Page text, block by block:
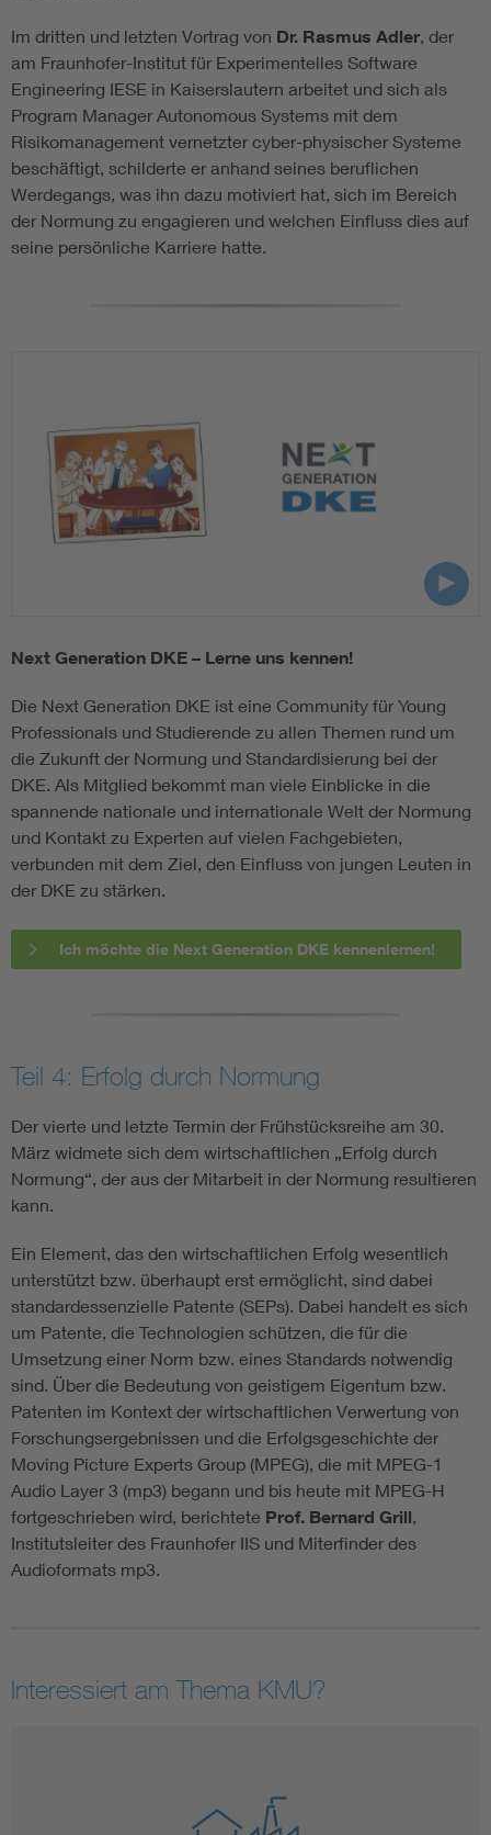
Im dritten und letzten Vortrag von Dr. Rasmus Adler, der
am Fraunhofer-Institut für Experimentelles Software
Engineering IESE in Kaiserslautern arbeitet und sich als
Program Manager Autonomous Systems mit dem
Risikomanagement vernetzter cyber-physischer Systeme
beschäftigt, schilderte er anhand seines beruflichen
Werdegangs, was ihn dazu motiviert hat, sich im Bereich
der Normung zu engagieren und welchen Einfluss dies auf
seine persönliche Karriere hatte.
Next Generation DKE – Lerne uns kennen!
Die Next Generation DKE ist eine Community für Young
Professionals und Studierende zu allen Themen rund um
die Zukunft der Normung und Standardisierung bei der
DKE. Als Mitglied bekommt man viele Einblicke in die
spannende nationale und internationale Welt der Normung
und Kontakt zu Experten auf vielen Fachgebieten,
verbunden mit dem Ziel, den Einfluss von jungen Leuten in
der DKE zu stärken.
Ich möchte die Next Generation DKE kennenlernen!
Teil 4: Erfolg durch Normung
Der vierte und letzte Termin der Frühstücksreihe am 30.
März widmete sich dem wirtschaftlichen „Erfolg durch
Normung“, der aus der Mitarbeit in der Normung resultieren
kann.
Ein Element, das den wirtschaftlichen Erfolg wesentlich
unterstützt bzw. überhaupt erst ermöglicht, sind dabei
standardessenzielle Patente (SEPs). Dabei handelt es sich
um Patente, die Technologien schützen, die für die
Umsetzung einer Norm bzw. eines Standards notwendig
sind. Über die Bedeutung von geistigem Eigentum bzw.
Patenten im Kontext der wirtschaftlichen Verwertung von
Forschungsergebnissen und die Erfolgsgeschichte der
Moving Picture Experts Group (MPEG), die mit MPEG-1
Audio Layer 3 (mp3) begann und bis heute mit MPEG-H
fortgeschrieben wird, berichtete Prof. Bernard Grill
Institutsleiter des Fraunhofer IIS und Miterfinder des
Audioformats mp3.
Interessiert am Thema KMU?